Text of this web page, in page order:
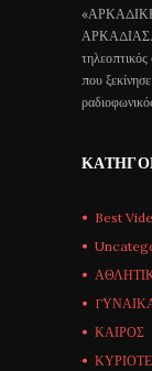
«ΑΡΚΑΔΙΚΗ
ΑΡΚΑΔΙΑΣ.
που
Best
ΚΑΙΡΟΣ